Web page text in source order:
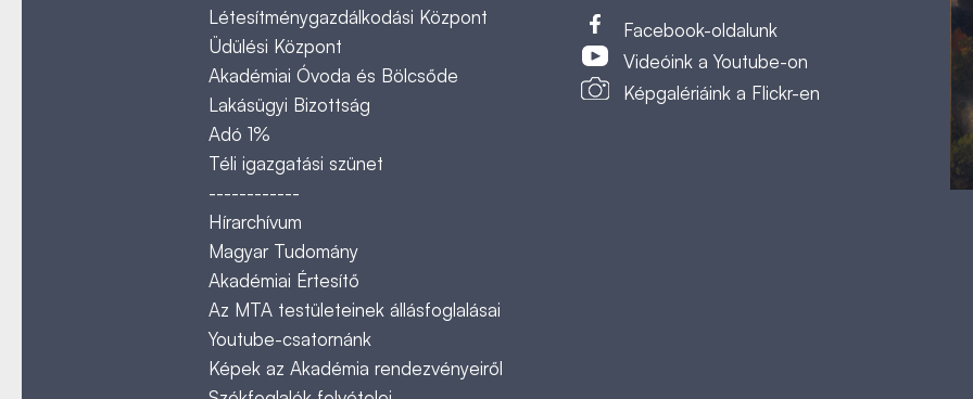
Létesítménygazdálkodási Központ
Üdülési Központ
Akadémiai Óvoda és Bölcsőde
Lakásügyi Bizottság
Adó 1%
Téli igazgatási szünet
------------
Hírarchívum
Magyar Tudomány
Akadémiai Értesítő
Az MTA testületeinek állásfoglalásai
Youtube-csatornánk
Képek az Akadémia rendezvényeiről
Facebook-oldalunk
Videóink a Youtube-on
Képgalériáink a Flickr-en